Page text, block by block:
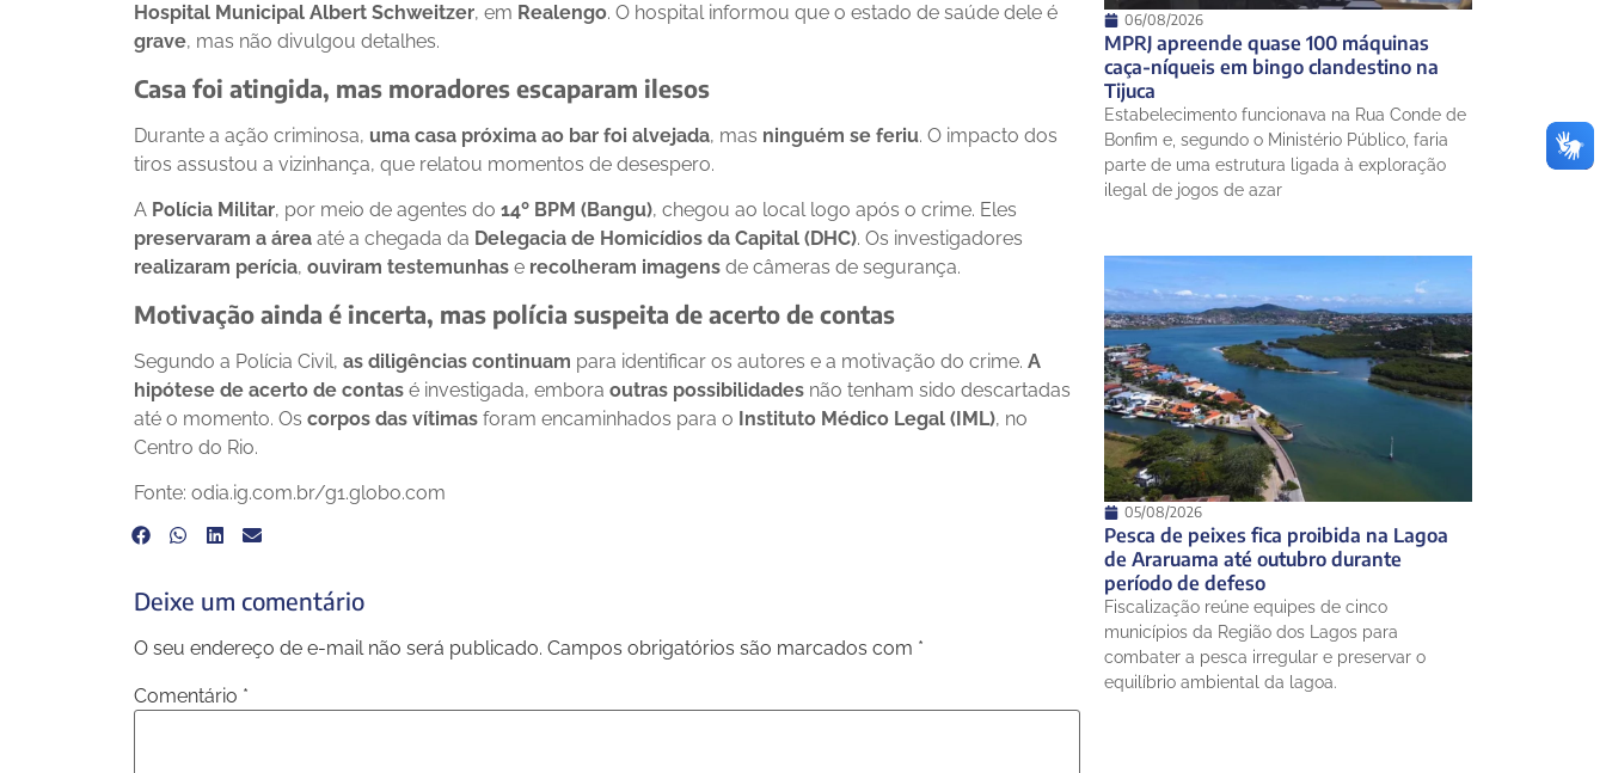
Hospital Municipal Albert Schweitzer, em Realengo. O hospital informou que o estado de saúde dele é
grave, mas não divulgou detalhes.
Casa foi atingida, mas moradores escaparam ilesos
Durante a ação criminosa, uma casa próxima ao bar foi alvejada, mas ninguém se feriu. O impacto dos
tiros assustou a vizinhança, que relatou momentos de desespero.
A Polícia Militar, por meio de agentes do 14º BPM (Bangu), chegou ao local logo após o crime. Eles
preservaram a área até a chegada da Delegacia de Homicídios da Capital (DHC). Os investigadores
realizaram perícia, ouviram testemunhas e recolheram imagens de câmeras de segurança.
Motivação ainda é incerta, mas polícia suspeita de acerto de contas
Segundo a Polícia Civil, as diligências continuam para identificar os autores e a motivação do crime. A
hipótese de acerto de contas é investigada, embora outras possibilidades não tenham sido descartadas
até o momento. Os corpos das vítimas foram encaminhados para o Instituto Médico Legal (IML), no
Centro do Rio.
Fonte: odia.ig.com.br/g1.globo.com
Deixe um comentário
O seu endereço de e-mail não será publicado. Campos obrigatórios são marcados com *
Comentário *
06/08/2026
MPRJ apreende quase 100 máquinas
caça-níqueis em bingo clandestino na
Tijuca
Estabelecimento funcionava na Rua Conde de
Bonfim e, segundo o Ministério Público, faria
parte de uma estrutura ligada à exploração
ilegal de jogos de azar
05/08/2026
Pesca de peixes fica proibida na Lagoa
de Araruama até outubro durante
período de defeso
Fiscalização reúne equipes de cinco
municípios da Região dos Lagos para
combater a pesca irregular e preservar o
equilíbrio ambiental da lagoa.